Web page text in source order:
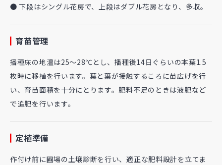
● 下段はシングル花房で、上段はダブル花房となり、多収。
育苗管理
播種床の地温は25～28℃とし、播種後14日ぐらいの本葉1.5
枚時に移植を行います。葉と葉が接触するころに苗広げを行
い、育苗面積を十分にとります。肥料不足のときは液肥など
で追肥を行います。
定植準備
作付け前に圃場の土壌診断を行い、適正な肥料設計を立てま